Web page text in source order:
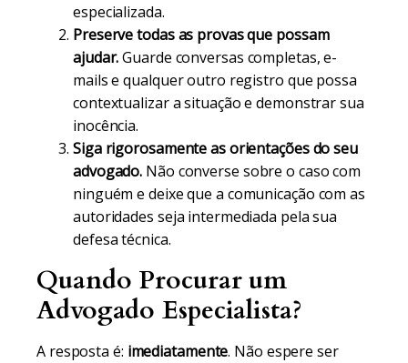
especializada.
Preserve todas as provas que possam
ajudar.Guarde conversas completas, e-
mails e qualquer outro registro que possa
contextualizar a situação e demonstrar sua
inocência.
Siga rigorosamente as orientações do seu
advogado. Não converse sobre o caso com
ninguém e deixe que a comunicação com as
autoridades seja intermediada pela sua
defesa técnica.
Quando Procurar um
Advogado Especialista?
A resposta é: imediatamente. Não espere ser